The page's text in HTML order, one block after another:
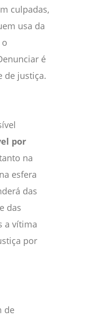
culpadas,
usa da
é
de justiça.
por
na
esfera
das
das
a vítima
por
de